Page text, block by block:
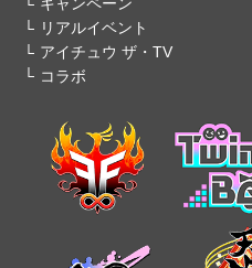
リアルイベント
アイチュウ ザ・TV
コラボ